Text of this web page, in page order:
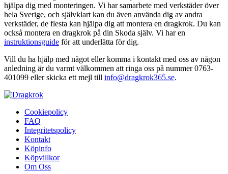
hjälpa dig med monteringen. Vi har samarbete med verkstäder över
hela Sverige, och självklart kan du även använda dig av andra
verkstäder, de flesta kan hjälpa dig att montera en dragkrok. Du kan
också montera en dragkrok på din Skoda själv. Vi har en
instruktionsguide för att underlätta för dig.
Vill du ha hjälp med något eller komma i kontakt med oss av någon
anledning är du varmt välkommen att ringa oss på nummer 0763-
401099 eller skicka ett mejl till info@dragkrok365.se.
Cookiepolicy
FAQ
Integritetspolicy
Kontakt
Köpinfo
Köpvillkor
Om Oss